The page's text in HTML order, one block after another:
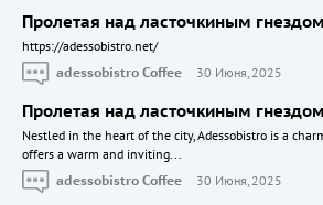
Пролетая над ласточкиным гнездом
https://adessobistro.net/
adessobistro Coffee
30 Июня, 2025
Пролетая над ласточкиным гнездом
Nestled in the heart of the city, Adessobistro is a
offers a warm and inviting...
adessobistro Coffee
30 Июня, 2025